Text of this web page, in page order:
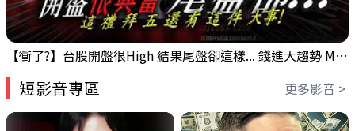
【衝了?】台股開盤很High 結果尾盤卻這樣... 錢進大趨勢 Mr.智霖 陳 2026/08/05
短影音專區 更多影音 >